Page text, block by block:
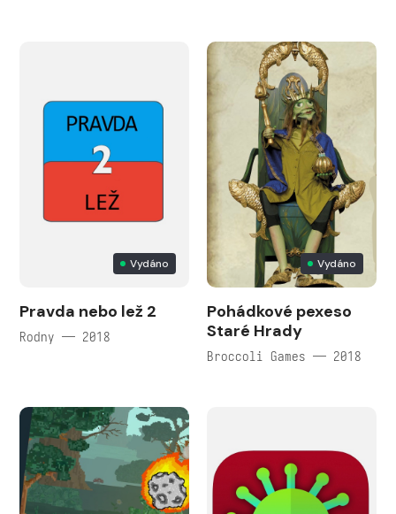
Vydáno
Pravda nebo lež 2
Rodny — 2018
Vydáno
Pohádkové pexeso
Staré Hrady
Broccoli Games — 2018